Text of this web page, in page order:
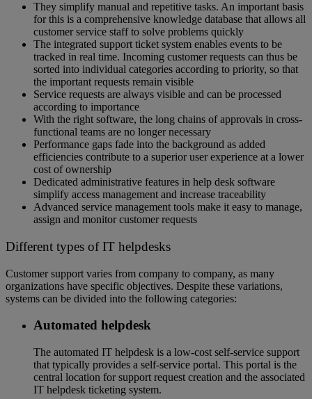
They simplify manual and repetitive tasks. An important basis
for this is a comprehensive knowledge database that allows all
customer service staff to solve problems quickly
The integrated support ticket system enables events to be
tracked in real time. Incoming customer requests can thus be
sorted into individual categories according to priority, so that
the important requests remain visible
Service requests are always visible and can be processed
according to importance
With the right software, the long chains of approvals in cross-
functional teams are no longer necessary
Performance gaps fade into the background as added
efficiencies contribute to a superior user experience at a lower
cost of ownership
Dedicated administrative features in help desk software
simplify access management and increase traceability
Advanced service management tools make it easy to manage,
assign and monitor customer requests
Different types of IT helpdesks
Customer support varies from company to company, as many
organizations have specific objectives. Despite these variations,
systems can be divided into the following categories:
Automated helpdesk
The automated IT helpdesk is a low-cost self-service support
that typically provides a self-service portal. This portal is the
central location for support request creation and the associated
IT helpdesk ticketing system.